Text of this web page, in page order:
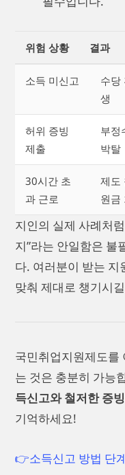
위험 상황 결과
소득 미신고
수당
생
허위 증빙
제출
부정
박탈
30시간 초
과 근로
제도
원금
지인의 실제 사례처
지”라는 안일함은 불
다. 여러분이 받는 지
맞춰 제대로 챙기시
국민취업지원제도를
는 것은 충분히 가능
득신고와 철저한 증
기억하세요!
👉소득신고 방법 단